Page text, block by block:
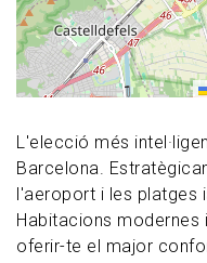
L'elecció més
Barcelona.
l'aeroport i les platges
Habitacions
oferir-te el major